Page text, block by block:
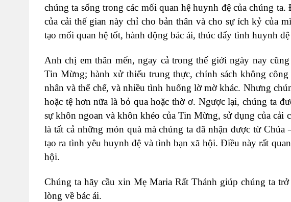
chúng ta sống trong các mối quan hệ huynh đệ của chúng
của cải thế gian này chỉ cho bản thân và cho sự ích kỷ của
tạo mối quan hệ tốt, hành động bác ái, thúc đẩy tình huynh
Anh chị em thân mến, ngay cả trong thế giới ngày nay
Tin Mừng; hành xử thiếu trung thực, chính sách không
nhân và thể chế, và nhiều tình huống lờ mờ khác. Nhưng
hoặc tệ hơn nữa là bỏ qua hoặc thờ ơ. Ngược lại, chúng ta
sự khôn ngoan và khôn khéo của Tin Mừng, sử dụng của cải
là tất cả những món quà mà chúng ta đã nhận được từ
tạo ra tình yêu huynh đệ và tình bạn xã hội. Điều này rất
hội.
Chúng ta hãy cầu xin Mẹ Maria Rất Thánh giúp chúng ta
lòng về bác ái.